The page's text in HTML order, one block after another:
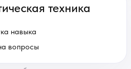
техника
навыка
вопросы